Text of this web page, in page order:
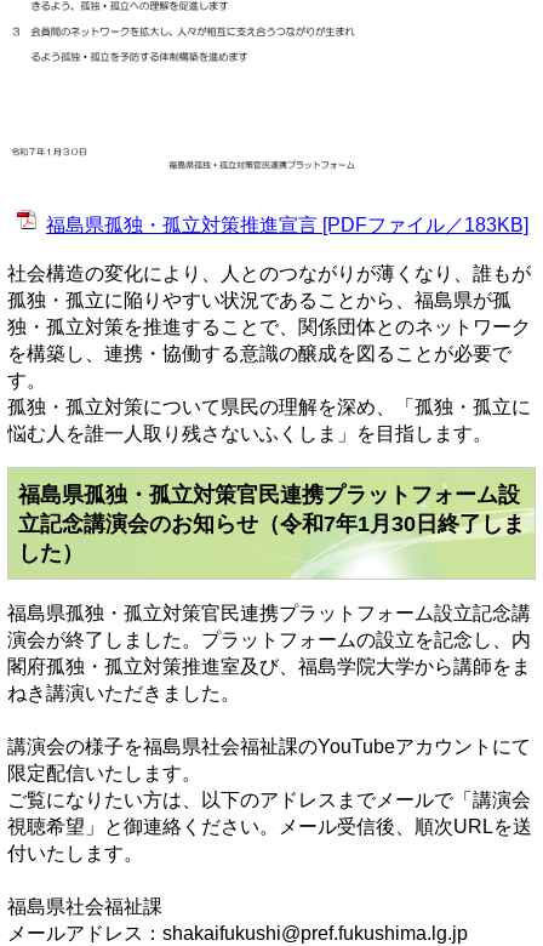
福島県孤独・孤立対策推進宣言 [PDFファイル／183KB]
社会構造の変化により、人とのつながりが薄くなり、誰もが
孤独・孤立に陥りやすい状況であることから、福島県が孤
独・孤立対策を推進することで、関係団体とのネットワーク
を構築し、連携・協働する意識の醸成を図ることが必要で
す。
孤独・孤立対策について県民の理解を深め、「孤独・孤立に
悩む人を誰一人取り残さないふくしま」を目指します。
福島県孤独・孤立対策官民連携プラットフォーム設
立記念講演会のお知らせ（令和7年1月30日終了しま
した）
福島県孤独・孤立対策官民連携プラットフォーム設立記念講
演会が終了しました。プラットフォームの設立を記念し、内
閣府孤独・孤立対策推進室及び、福島学院大学から講師をま
ねき講演いただきました。
講演会の様子を福島県社会福祉課のYouTubeアカウントにて
限定配信いたします。
ご覧になりたい方は、以下のアドレスまでメールで「講演会
視聴希望」と御連絡ください。メール受信後、順次URLを送
付いたします。
福島県社会福祉課
メールアドレス：shakaifukushi@pref.fukushima.lg.jp